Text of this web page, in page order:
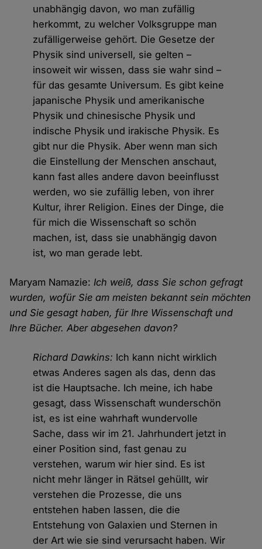
unabhängig davon, wo man zufällig
herkommt, zu welcher Volksgruppe man
zufälligerweise gehört. Die Gesetze der
Physik sind universell, sie gelten –
insoweit wir wissen, dass sie wahr sind –
für das gesamte Universum. Es gibt keine
japanische Physik und amerikanische
Physik und chinesische Physik und
indische Physik und irakische Physik. Es
gibt nur die Physik. Aber wenn man sich
die Einstellung der Menschen anschaut,
kann fast alles andere davon beeinflusst
werden, wo sie zufällig leben, von ihrer
Kultur, ihrer Religion. Eines der Dinge, die
für mich die Wissenschaft so schön
machen, ist, dass sie unabhängig davon
ist, wo man gerade lebt.
Maryam Namazie:Ich weiß, dass Sie schon gefragt
wurden, wofür Sie am meisten bekannt sein möchten
und Sie gesagt haben, für Ihre Wissenschaft und
Ihre Bücher. Aber abgesehen davon?
Richard Dawkins: Ich kann nicht wirklich
etwas Anderes sagen als das, denn das
ist die Hauptsache. Ich meine, ich habe
gesagt, dass Wissenschaft wunderschön
ist, es ist eine wahrhaft wundervolle
Sache, dass wir im 21. Jahrhundert jetzt in
einer Position sind, fast genau zu
verstehen, warum wir hier sind. Es ist
nicht mehr länger in Rätsel gehüllt, wir
verstehen die Prozesse, die uns
entstehen haben lassen, die die
Entstehung von Galaxien und Sternen in
der Art wie sie sind verursacht haben. Wir